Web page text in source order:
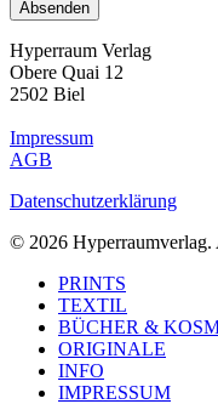
Hyperraum Verlag
Obere Quai 12
2502 Biel
Impressum
AGB
Datenschutzerklärung
© 2026 Hyperraumverlag.
Close
Menu
PRINTS
TEXTIL
BÜCHER &
ORIGINALE
INFO
IMPRESSUM